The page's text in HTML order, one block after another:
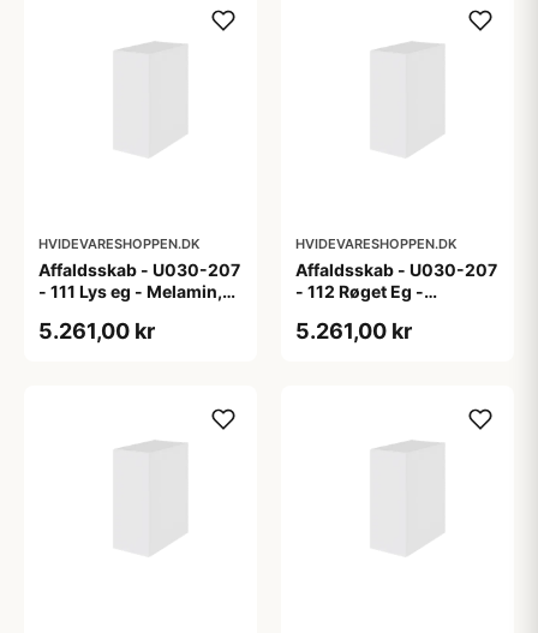
HVIDEVARESHOPPEN.DK
Affaldsskab - U030-207
- 111 Lys eg - Melamin,
5.261,00 kr
HVIDEVARESHOPPEN.DK
Affaldsskab - U030-207
- 112 Røget Eg -
5.261,00 kr